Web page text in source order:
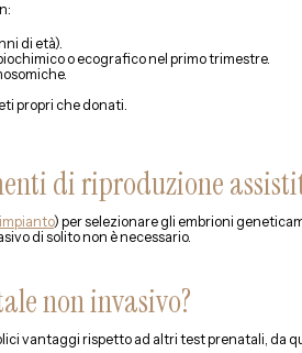
di età).
o ecografico nel primo trimestre.
propri che donati.
di riproduzione
) per selezionare gli embrioni
di solito non è necessario.
non invasivo?
vantaggi rispetto ad altri test prenatali, da